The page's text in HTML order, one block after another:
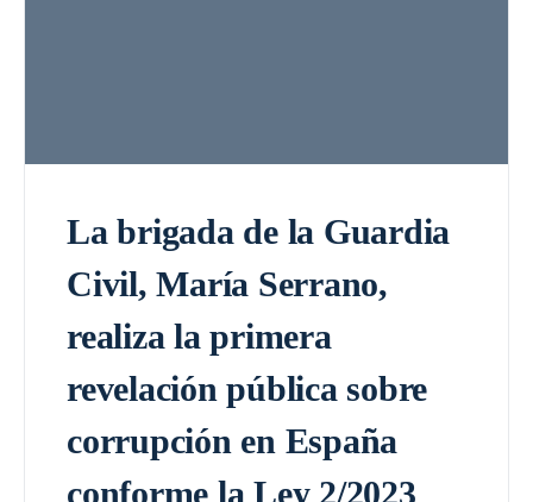
La brigada de la Guardia
Civil, María Serrano,
realiza la primera
revelación pública sobre
corrupción en España
conforme la Ley 2/2023